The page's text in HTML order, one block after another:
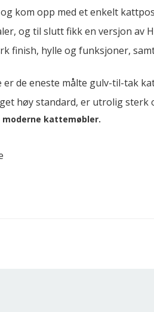
kom opp med et enkelt
og til slutt fikk en versjon av
finish, hylle og funksjoner,
de eneste målte gulv-til-tak
høy standard, er utrolig sterk
kattemøbler.